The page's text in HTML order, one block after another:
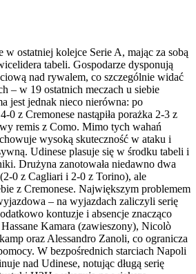
ostatniej kolejce Serie A, mając za sobą
tabeli. Gospodarze dysponują
nad rywalem, co szczególnie widać
– w 19 ostatnich meczach u siebie
jest jednak nieco nierówna: po
0 z Cremonese nastąpiła porażka 2-3 z
remis z Como. Mimo tych wahań
wysoką skuteczność w ataku i
Udinese plasuje się w środku tabeli i
Drużyna zanotowała niedawno dwa
0 z Cagliari i 2-0 z Torino), ale
z Cremonese. Największym problemem
– na wyjazdach zaliczyli serię
kontuzje i absencje znacząco
Hassane Kamara (zawieszony), Nicolò
oraz Alessandro Zanoli, co ogranicza
W bezpośrednich starciach Napoli
nad Udinese, notując długą serię